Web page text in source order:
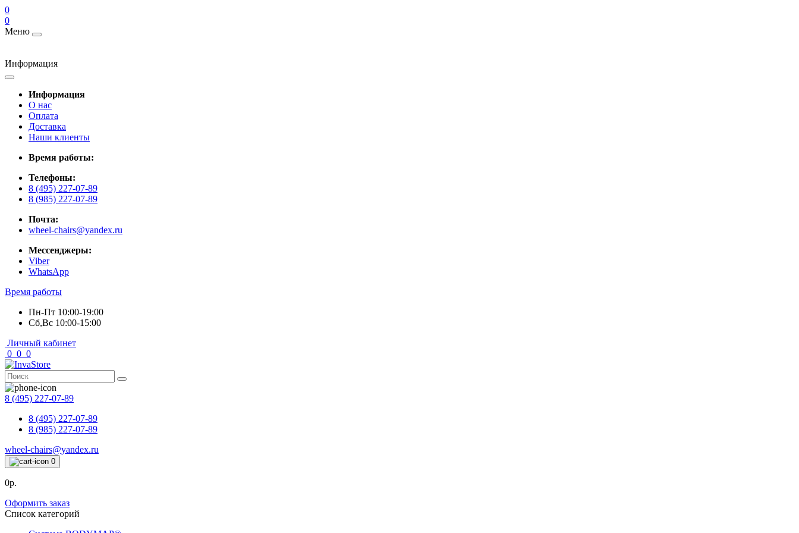
0
0
Меню
Информация
Информация
О нас
Оплата
Доставка
Наши клиенты
Время работы:
Телефоны:
8 (495) 227-07-89
8 (985) 227-07-89
Почта:
wheel-chairs@yandex.ru
Мессенджеры:
Viber
WhatsApp
Время работы
Пн-Пт 10:00-19:00
Сб,Вс 10:00-15:00
Личный кабинет
0 0 0
8 (495) 227-07-89
8 (495) 227-07-89
8 (985) 227-07-89
wheel-chairs@yandex.ru
0
0р.
Оформить заказ
Список категорий